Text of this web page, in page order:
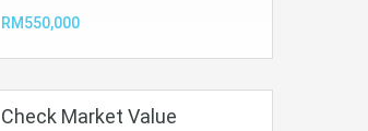
RM550,000
Check Market Value